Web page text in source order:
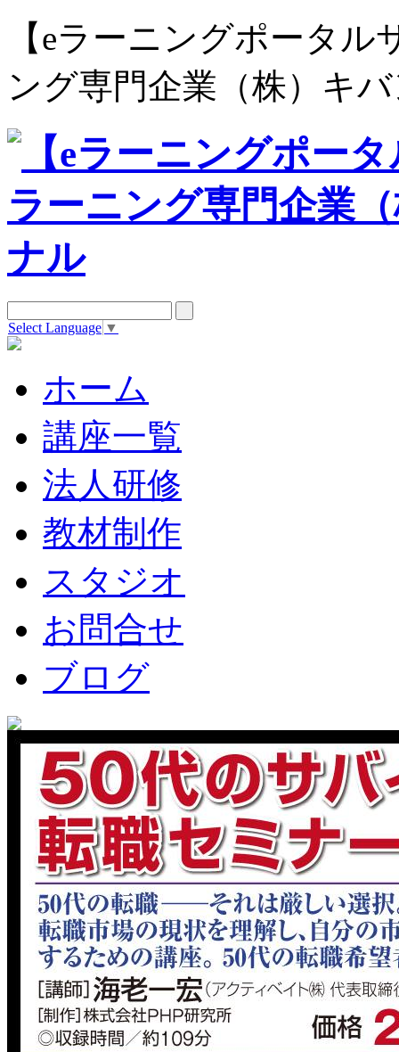
【eラーニングポータル
ング専門企業（株）キ
Select Language ▼
ホーム
講座一覧
法人研修
教材制作
スタジオ
お問合せ
ブログ